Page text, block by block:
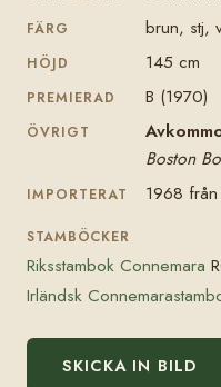
FÄRG brun, stj,
HÖJD 145 cm
PREMIERAD B (1970)
ÖVRIGT
Boston
IMPORTERAT 1968
STAMBÖCKER
Riksstambok Connemara
Irländsk
SKICKA IN BILD